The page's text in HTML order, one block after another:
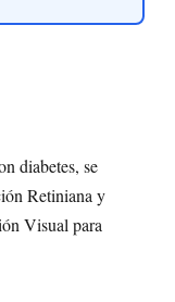
diabetes, se
Retiniana y
Visual para